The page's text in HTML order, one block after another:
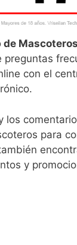
de Mascoteros
con el
los
para
y